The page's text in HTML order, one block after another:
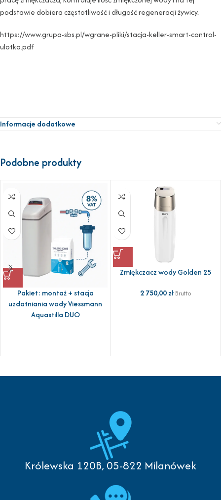
podstawie dobiera częstotliwość i długość regeneracji żywicy.
https://www.grupa-sbs.pl/wgrane-pliki/stacja-keller-smart-control-
ulotka.pdf
Informacje dodatkowe
Podobne produkty
Pakiet: montaż + stacja
uzdatniania wody Viessmann
Aquastilla DUO
Zmiękczacz wody Golden 25
2 750,00zł Brutto
Królewska 120B, 05-822 Milanówek